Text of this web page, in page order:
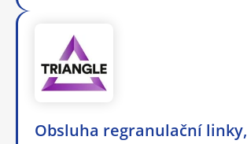
Obsluha regranulační linky,